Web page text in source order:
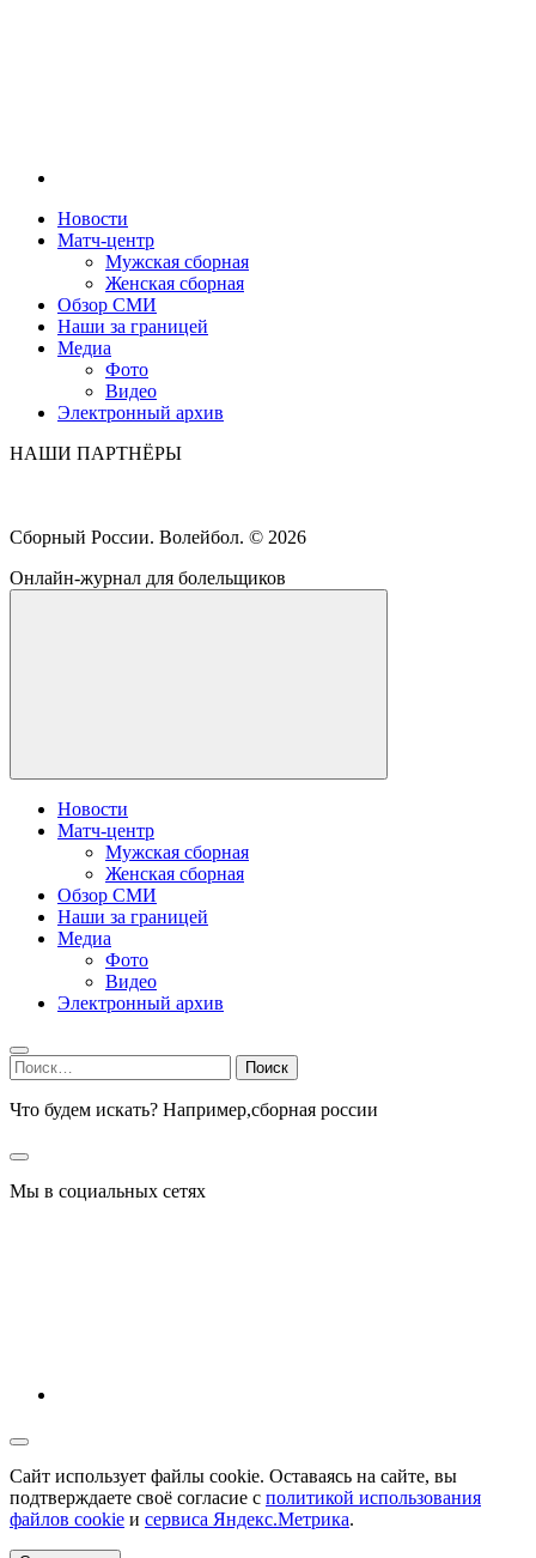
Новости
Матч-центр
Мужская сборная
Женская сборная
Обзор СМИ
Наши за границей
Медиа
Фото
Видео
Электронный архив
НАШИ ПАРТНЁРЫ
Сборный России. Волейбол. © 2026
Онлайн-журнал для болельщиков
Новости
Матч-центр
Мужская сборная
Женская сборная
Обзор СМИ
Наши за границей
Медиа
Фото
Видео
Электронный архив
Найти:
Что будем искать? Например,сборная россии
Мы в социальных сетях
Сайт использует файлы cookie. Оставаясь на сайте, вы
подтверждаете своё согласие с политикой использования
файлов cookie и сервиса Яндекс.Метрика.